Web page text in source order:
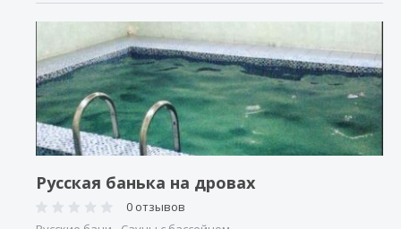
Русская банька на дровах
0 отзывов